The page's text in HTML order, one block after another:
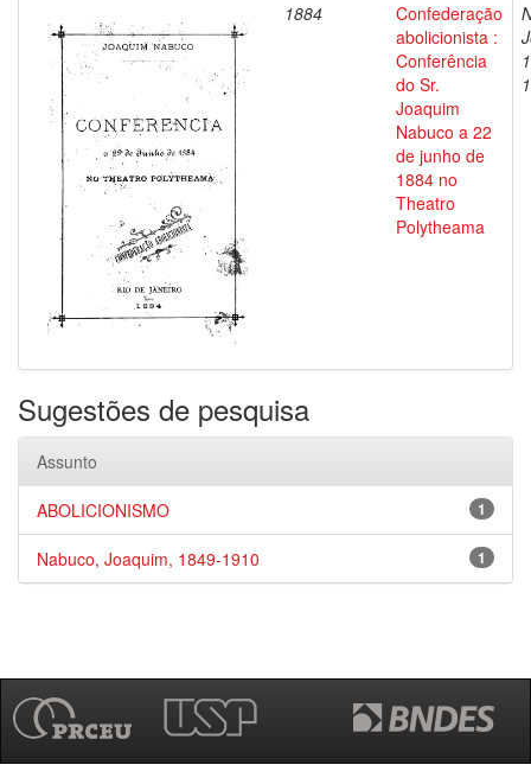
1884
Confederação
abolicionista :
Conferência
do Sr.
Joaquim
Nabuco a 22
de junho de
1884 no
Theatro
Polytheama
Sugestões de pesquisa
Assunto
1
ABOLICIONISMO
1
Nabuco, Joaquim, 1849-1910